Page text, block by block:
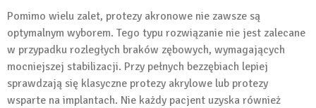
Pomimo wielu zalet, protezy akronowe nie zawsze są
optymalnym wyborem. Tego typu rozwiązanie nie jest zalecane
w przypadku rozległych braków zębowych, wymagających
mocniejszej stabilizacji. Przy pełnych bezzębiach lepiej
sprawdzają się klasyczne protezy akrylowe lub protezy
wsparte na implantach. Nie każdy pacjent uzyska również